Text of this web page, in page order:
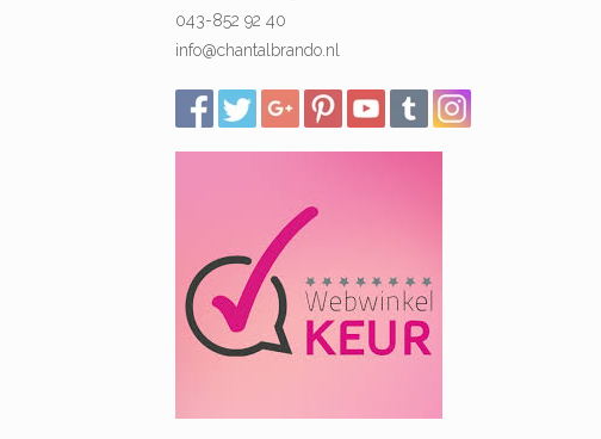
043-852 92 40
info@chantalbrando.nl